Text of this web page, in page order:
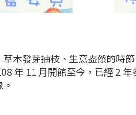
草木發芽抽枝、生意盎然的時
年 11 月開館至今，已經 2